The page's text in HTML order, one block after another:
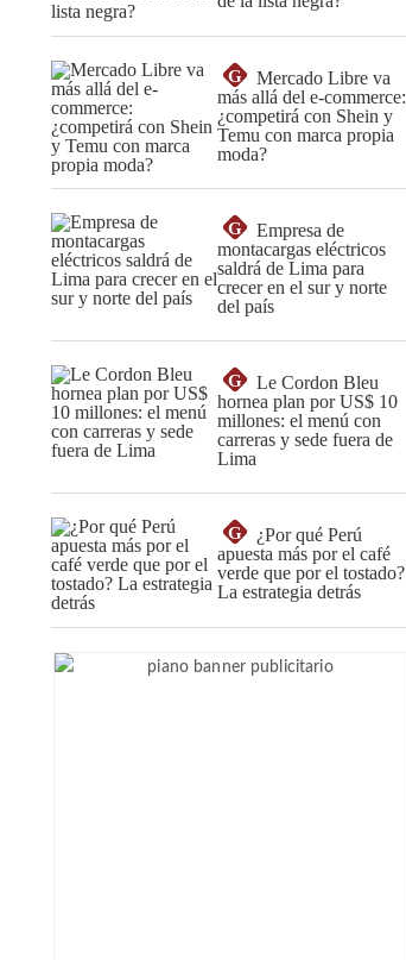
G
Mercado Libre va
más allá del e-commerce:
¿competirá con Shein y
Temu con marca propia
moda?
G
Empresa de
montacargas eléctricos
saldrá de Lima para
crecer en el sur y norte
del país
G
Le Cordon Bleu
hornea plan por US$ 10
millones: el menú con
carreras y sede fuera de
Lima
G
¿Por qué Perú
apuesta más por el café
verde que por el tostado?
La estrategia detrás